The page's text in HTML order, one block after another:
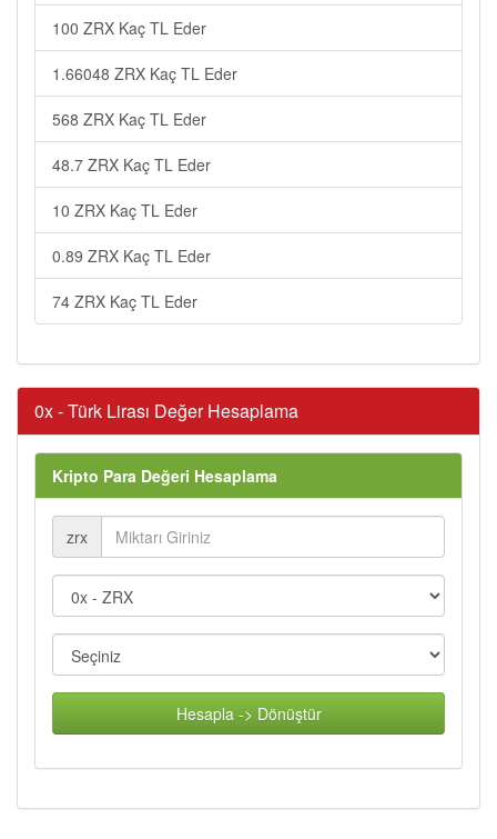
100 ZRX Kaç TL Eder
1.66048 ZRX Kaç TL Eder
568 ZRX Kaç TL Eder
48.7 ZRX Kaç TL Eder
10 ZRX Kaç TL Eder
0.89 ZRX Kaç TL Eder
74 ZRX Kaç TL Eder
0x - Türk Lirası Değer Hesaplama
Kripto Para Değeri Hesaplama
zrx
Hesapla -> Dönüştür